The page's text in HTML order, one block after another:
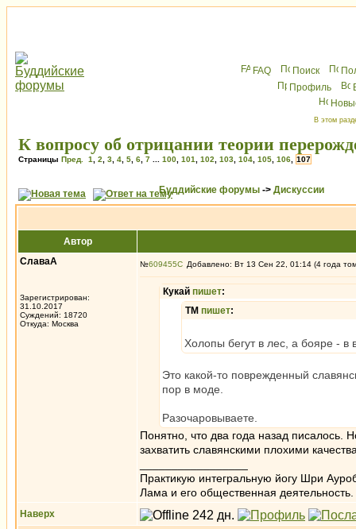
FAQ Поиск
Профиль
В этом
К вопросу об отрицании теории
Страницы Пред. 1 2 3 4 5 6 7 100 101 102 103 104 105 106 107
Буддийские форумы -> Дискуссии
Автор
СлаваА
Зарегистрирован:
31.10.2017
Суждений: 18720
Откуда: Москва
№609455 Добавлено: Вт 13 Сен 22, 01:14 (4 года
Кукай пишет:
ТМ пишет:
Холопы бегут в лес, а бояре -
Это какой-то поврежденный
пор в моде.
Разочаровываете.
Понятно, что два года назад писалось.
захватить славянскими плохими
Практикую интегральную йогу Шри
Лама и его общественная деятельность.
Наверх